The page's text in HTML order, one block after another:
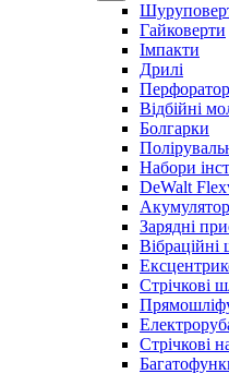
Гайковерти
Імпакти
Дрилі
Відбійні
Болгарки
Набори
DeWalt
Зарядні
Стрічкові
Стрічкові